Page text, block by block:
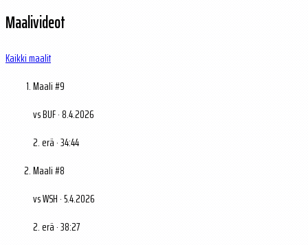
Maalivideot
Kaikki maalit
Maali #9
vs BUF · 8.4.2026
2. erä · 34:44
Maali #8
vs WSH · 5.4.2026
2. erä · 38:27